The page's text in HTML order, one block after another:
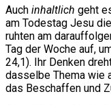
Auch inhaltlich geht
am Todestag Jesu
ruhten am
Tag der Woche auf,
24,1). Ihr Denken
dasselbe Thema wie
das Beschaffen und